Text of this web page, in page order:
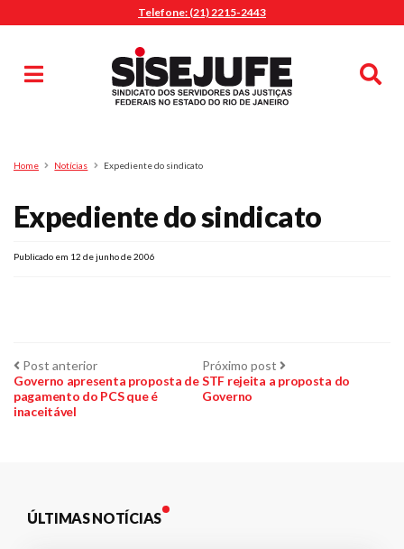
Telefone: (21) 2215-2443
Pesquisa
Home Notícias Expediente do sindicato
Expediente do sindicato
Publicado em 12 de junho de 2006
Navegação
de
Post anteriorPost
anterior:
Governo apresenta proposta de
pagamento do PCS que é
inaceitável
Próximo post Próximo
post:
STF rejeita a proposta do
Governo
ÚLTIMAS NOTÍCIAS
MENU
Sindicalize-se
Diretoria
O Sindicato
Agenda
Gympass Wellhub
Seguro Auto
Instagram Twitter